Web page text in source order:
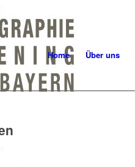
Home Über uns